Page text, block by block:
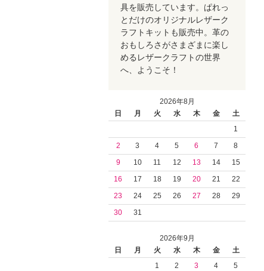
具を販売しています。ぱれっ
とだけのオリジナルレザーク
ラフトキットも販売中。革の
おもしろさがさまざまに楽し
めるレザークラフトの世界
へ、ようこそ！
2026年8月
日
月 火 水 木 金
土
1
2
3 4 5 6 7
8
9
10 11 12 13 14
15
16
17 18 19 20 21
22
23
24 25 26 27 28
29
30
31
2026年9月
日
月 火 水 木 金
土
1
2 3 4
5